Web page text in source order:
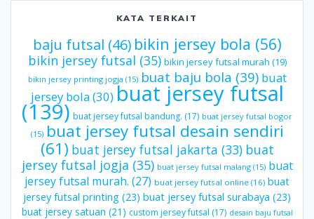
KATA TERKAIT
baju futsal (46) bikin jersey bola (56)
bikin jersey futsal (35) bikin jersey futsal murah (19)
bikin jersey printing jogja (15) buat baju bola (39) buat
jersey bola(30)buat jersey futsal
(139) buat jersey futsal bandung. (17) buat jersey futsal bogor
(15) buat jersey futsal desain sendiri
(61) buat jersey futsal jakarta (33) buat
jersey futsal jogja (35) buat jersey futsal malang(15) buat
jersey futsal murah. (27) buat jersey futsal online(16) buat
jersey futsal printing (23) buat jersey futsal surabaya (23)
buat jersey satuan (21) custom jersey futsal (17) desain baju futsal